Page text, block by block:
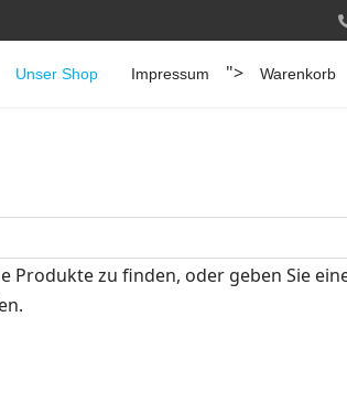
Unser Shop Impressum "> Warenkorb
Produkte zu finden, oder geben Sie